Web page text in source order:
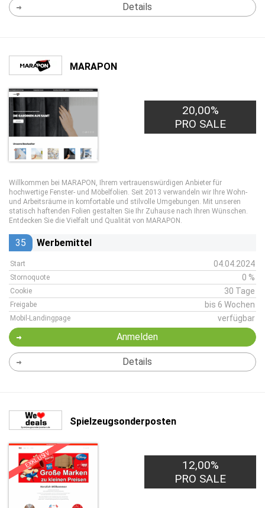
Details
MARAPON
20,00%
PRO SALE
Willkommen bei MARAPON, Ihrem vertrauenswürdigen Anbieter für
hochwertige Fenster- und Möbelfolien. Seit 2013 verwandeln wir Ihre Wohn-
und Arbeitsräume in komfortable und stilvolle Umgebungen. Mit unseren
statisch haftenden Folien gestalten Sie Ihr Zuhause nach Ihren Wünschen.
Entdecken Sie die Vielfalt und Qualität von MARAPON.
35 Werbemittel
Start 04.04.2024
Stornoquote 0 %
Cookie 30 Tage
Freigabe bis 6 Wochen
Mobil-Landingpage verfügbar
Anmelden
Details
Spielzeugsonderposten
EXKLUSIV
12,00%
PRO SALE